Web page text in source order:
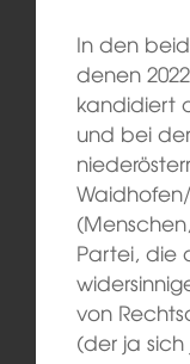
In den
denen
kandidiert
und bei
Partei, die
von
(der ja